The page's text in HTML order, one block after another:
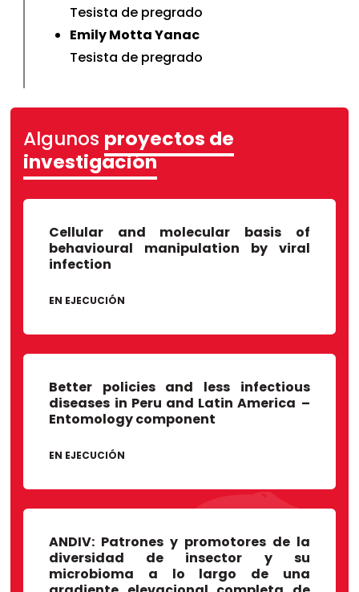
Tesista de pregrado
Emily Motta Yanac
Tesista de pregrado
Algunos proyectos de
investigación
Cellular and molecular basis of
behavioural manipulation by viral
infection
EN EJECUCIÓN
Better policies and less infectious
diseases in Peru and Latin America –
Entomology component
EN EJECUCIÓN
ANDIV: Patrones y promotores de la
diversidad de insector y su
microbioma a lo largo de una